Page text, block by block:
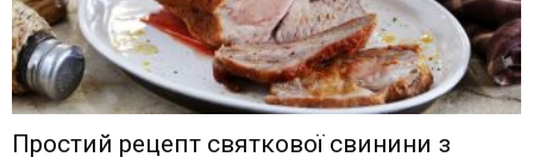
Простий рецепт святкової свинини з